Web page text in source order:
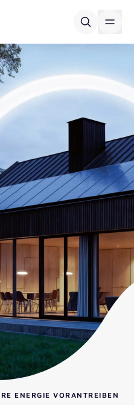
ENERGIE VORANTREIBEN